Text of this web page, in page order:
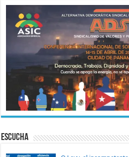
ESCUCHA